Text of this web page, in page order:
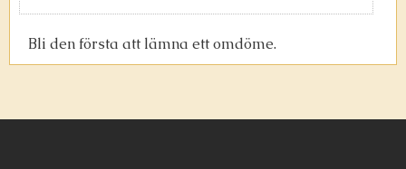
Bli den första att lämna ett omdöme.